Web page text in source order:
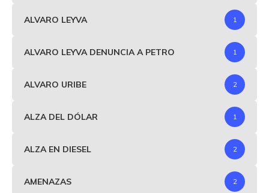
ALVARO LEYVA 1
ALVARO LEYVA DENUNCIA A PETRO 1
ALVARO URIBE 2
ALZA DEL DÓLAR 1
ALZA EN DIESEL 2
AMENAZAS 2